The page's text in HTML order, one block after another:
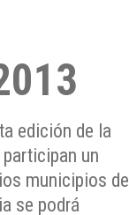
edición de la
un
municipios de
se podrá